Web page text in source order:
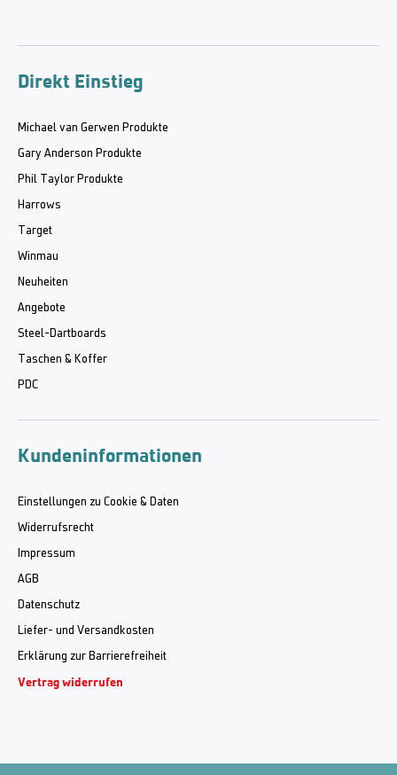
Direkt Einstieg
Michael van Gerwen Produkte
Gary Anderson Produkte
Phil Taylor Produkte
Harrows
Target
Winmau
Neuheiten
Angebote
Steel-Dartboards
Taschen & Koffer
PDC
Kundeninformationen
Einstellungen zu Cookie & Daten
Widerrufsrecht
Impressum
AGB
Datenschutz
Liefer- und Versandkosten
Erklärung zur Barrierefreiheit
Vertrag widerrufen